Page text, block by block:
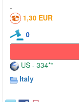
1,30 EUR
0
US - 334**
Italy